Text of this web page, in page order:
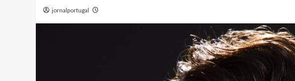
jornalportugal